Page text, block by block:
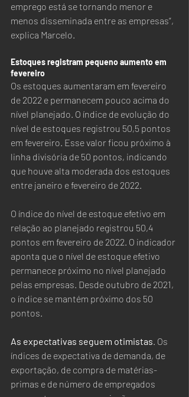
emprego está se tornando menor e
menos disseminada entre as empresas”,
explica Marcelo.
Estoques registram pequeno aumento em
fevereiro
Os estoques aumentaram em fevereiro
de 2022 e permanecem pouco acima do
nível planejado. O índice de evolução do
nível de estoques registrou 50,5 pontos
em fevereiro. Esse valor ficou próximo à
linha divisória de 50 pontos, indicando
que houve alta moderada dos estoques
entre janeiro e fevereiro de 2022.
O índice do nível de estoque efetivo em
relação ao planejado registrou 50,4
pontos em fevereiro de 2022. O indicador
aponta que o nível de estoque efetivo
permanece próximo no nível planejado
pelas empresas. Desde outubro de 2021,
o índice se mantém próximo dos 50
pontos.
As expectativas seguem otimistas. Os
índices de expectativa de demanda, de
exportação, de compra de matérias-
primas e de número de empregados